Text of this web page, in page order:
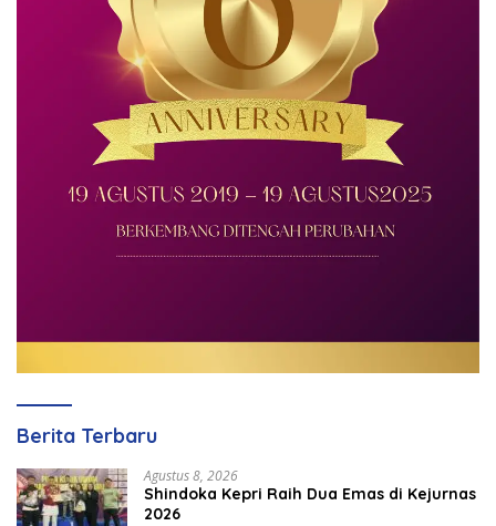
Berita Terbaru
Agustus 8, 2026
Shindoka Kepri Raih Dua Emas di Kejurnas
2026